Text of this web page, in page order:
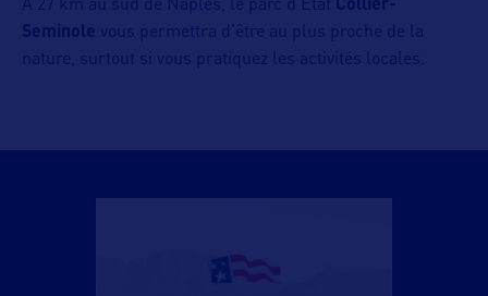
A 27 km au sud de Naples, le parc d’Etat Collier-
Seminole vous permettra d’être au plus proche de la
nature, surtout si vous pratiquez les activités locales.